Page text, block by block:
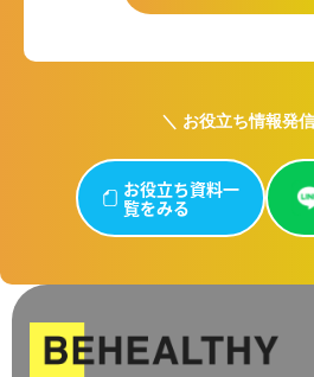
＼ お役立ち情報発
お役立ち資料一
覧をみる